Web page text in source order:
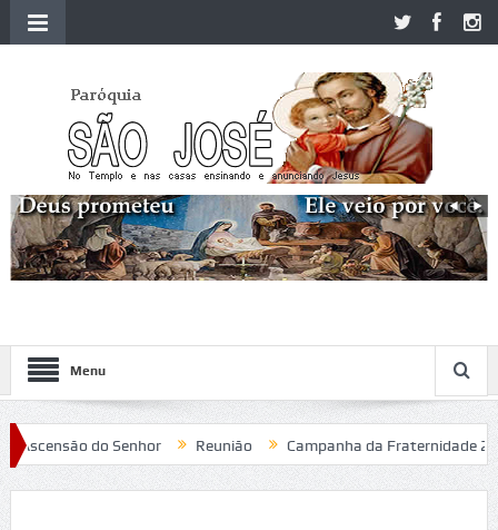
Menu
do Senhor Reunião Campanha da Fraternidade 2020